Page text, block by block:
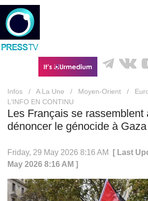
Infos / A La Une / Moyen-Orient /
L’INFO EN CONTINU
Les Français se rassemblent
dénoncer le génocide à Gaza
Friday, 29 May 2026 8:16 AM
[ Last
May 2026 8:16 AM ]